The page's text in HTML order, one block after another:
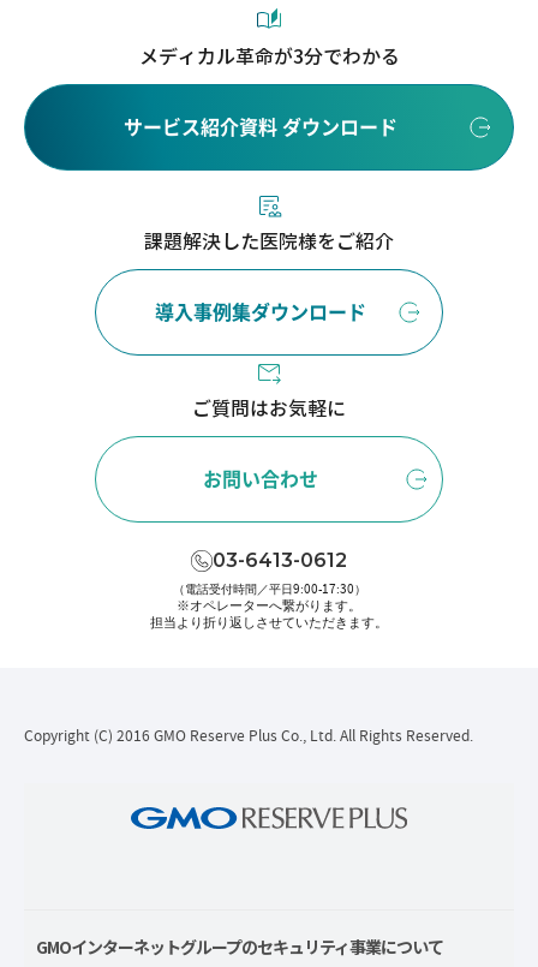
メディカル革命が3分でわかる
サービス紹介資料 ダウンロード
課題解決した医院様をご紹介
導入事例集ダウンロード
ご質問はお気軽に
お問い合わせ
03-6413-0612
（電話受付時間／平日9:00-17:30）
※オペレーターへ繋がります。
担当より折り返しさせていただきます。
Copyright (C) 2016 GMO Reserve Plus Co., Ltd. All Rights Reserved.
GMOインターネットグループのセキュリティ事業について